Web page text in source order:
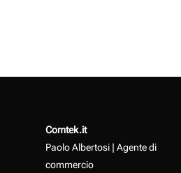
Comtek.it
Paolo Albertosi | Agente di
commercio